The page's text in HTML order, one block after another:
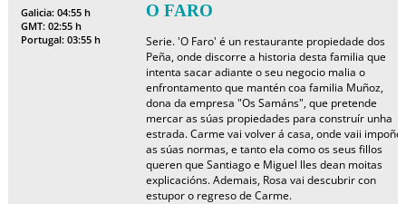
Galicia: 04:55 h
GMT: 02:55 h
Portugal: 03:55 h
O FARO
Serie. 'O Faro' é un restaurante propiedade dos
Peña, onde discorre a historia desta familia que
intenta sacar adiante o seu negocio malia o
enfrontamento que mantén coa familia Muñoz,
dona da empresa "Os Samáns", que pretende
mercar as súas propiedades para construír unha
estrada. Carme vai volver á casa, onde vaii impoñer
as súas normas, e tanto ela como os seus fillos
queren que Santiago e Miguel lles dean moitas
explicacións. Ademais, Rosa vai descubrir con
estupor o regreso de Carme.